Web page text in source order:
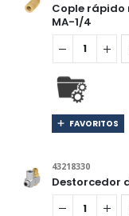
Cople rápido
MA-1/4
FAVORITOS
43218330
Destorcedor